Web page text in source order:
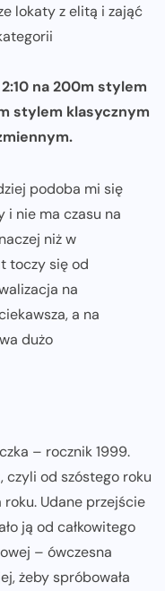
lokaty z elitą i zająć
2:10 na 200m stylem
stylem klasycznym
podoba mi się
i nie ma czasu na
niż w
toczy się od
na
a na
dużo
– rocznik 1999.
czyli od szóstego roku
Udane przejście
ją od całkowitego
– ówczesna
żeby spróbowała